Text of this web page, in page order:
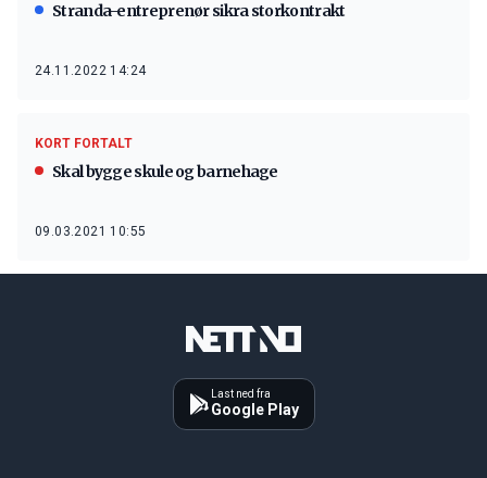
Stranda-entreprenør sikra storkontrakt
24.11.2022 14:24
KORT FORTALT
Skal bygge skule og barnehage
09.03.2021 10:55
Last ned fra
Google Play